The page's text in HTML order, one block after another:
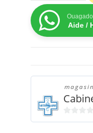
Aide /
0